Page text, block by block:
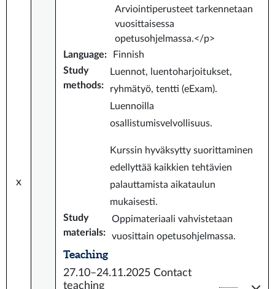
x
Arviointiperusteet tarkennetaan
vuosittaisessa
opetusohjelmassa.</p>
Language:
Finnish
Study
methods:
Luennot, luentoharjoitukset,
ryhmätyö, tentti (eExam).
Luennoilla
osallistumisvelvollisuus.
Kurssin hyväksytty suorittaminen
edellyttää kaikkien tehtävien
palauttamista aikataulun
mukaisesti.
Study
materials:
Oppimateriaali vahvistetaan
vuosittain opetusohjelmassa.
Teaching
27.10–24.11.2025 Contact
teaching